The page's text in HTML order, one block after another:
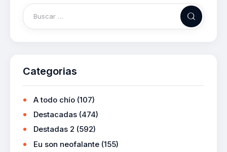
Categorias
A todo chío (107)
Destacadas (474)
Destadas 2 (592)
Eu son neofalante (155)